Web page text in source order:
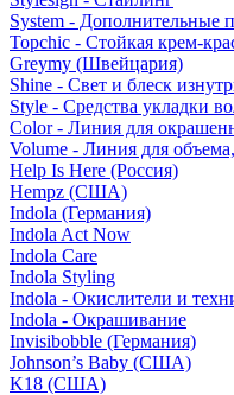
System - Дополнительные
Topchic - Стойкая крем-
Greymy (Швейцария)
Shine - Свет и блеск
Style - Средства укладки
Color - Линия для
Volume - Линия для
Help Is Here (Россия)
Hempz (США)
Indola (Германия)
Indola Act Now
Indola Care
Indola Styling
Indola - Окислители и
Indola - Окрашивание
Invisibobble (Германия)
Johnson’s Baby (США)
K18 (США)